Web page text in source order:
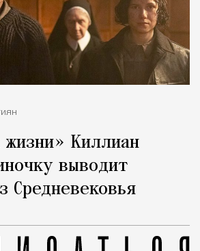
Киллиан
выводит
Средневековья